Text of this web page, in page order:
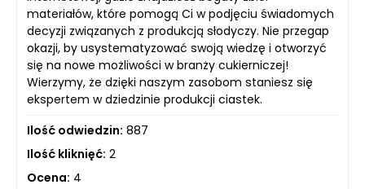
materiałów, które pomogą Ci w podjęciu świadomych
decyzji związanych z produkcją słodyczy. Nie przegap
okazji, by usystematyzować swoją wiedzę i otworzyć
się na nowe możliwości w branży cukierniczej!
Wierzymy, że dzięki naszym zasobom staniesz się
ekspertem w dziedzinie produkcji ciastek.
Ilość odwiedzin: 887
Ilość kliknięć: 2
Ocena: 4